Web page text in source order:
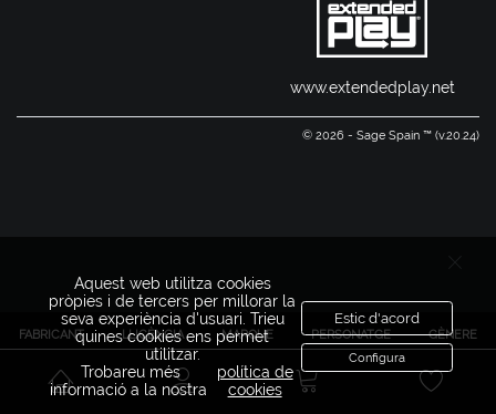
FABRICANT LLICÈNCIA MARQUE PERSONATGE GÈNERE
www.extendedplay.net
© 2026 - Sage Spain ™ (v.20.24)
Aquest web utilitza cookies
pròpies i de tercers per millorar la
seva experiència d'usuari. Trieu
quines cookies ens permet
utilitzar.
Trobareu més
informació a la nostra
política de
cookies
Estic d'acord
Configura